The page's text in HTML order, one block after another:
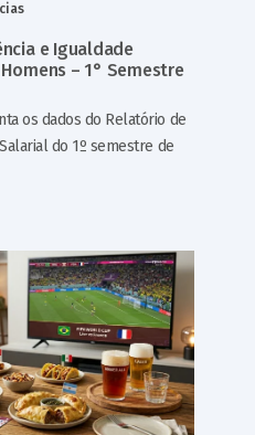
e Igualdade
– 1° Semestre
os dados do Relatório de
do 1º semestre de